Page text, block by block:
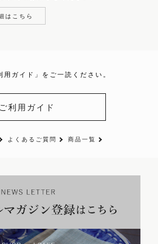
はこちら
用ガイド」をご一読ください。
ご利用ガイド
よくあるご質問 商品一覧